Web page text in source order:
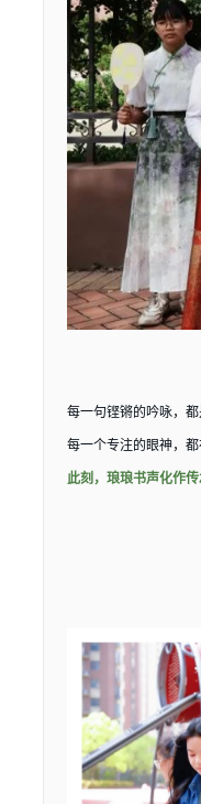
每一句铿锵的吟咏，
每一个专注的眼神，
此刻，琅琅书声化作